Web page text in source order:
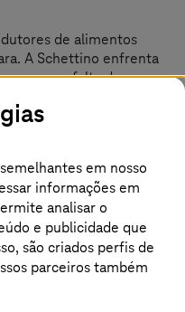
de alimentos
A Schettino enfrenta
e com falta de
adicionais
enxergou na
de negócio uma saída
T-Systemsa parceira
direção aos negócios
para o SAP
das melhores práticas
planejamento de
em nosso
informações em
analisar o
e publicidade que
são criados perfis de
parceiros também